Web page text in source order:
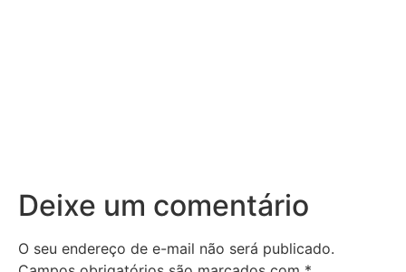
Deixe um comentário
O seu endereço de e-mail não será publicado.